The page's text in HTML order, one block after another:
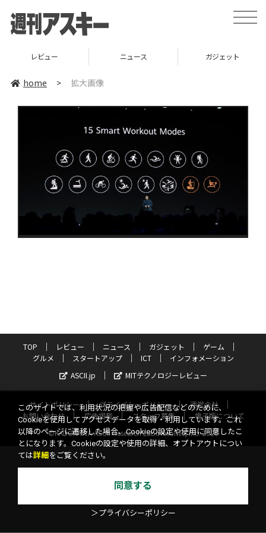
toggle
レビュー ニュース ガジェット
home > 拡大画像
TOP レビュー ニュース ガジェット
ゲーム
グルメ
スタートアップ ICT
インフォメーション
ASCII.jp
MITテクノロジーレビュー
サイトポリシー プライバシーポリシー
運営会社
お問い合わせ
広告掲載 スタッフ募集
電子版について
©KADOKAWA ASCII Research Laboratories, Inc. 2026
このサイトでは、利用状況の把握や広告配信などのために、
Cookieを使用してアクセスデータを取得・利用しています。これ
以降のページに遷移した場合、Cookieの設定や使用に同意したこ
とになります。Cookieの設定や使用の詳細、オプトアウトについ
ては詳細 をご覧ください。
同意する
＞プライバシーポリシー